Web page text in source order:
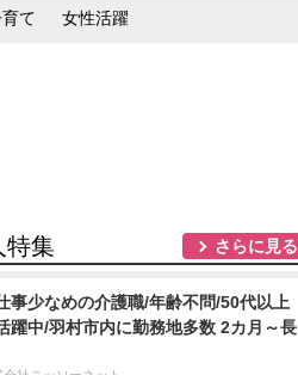
て 女性活躍
特集 さらに見る
事少なめの介護職/年齢不問/50代以上
躍中/羽村市内に勤務地多数 2カ月～長